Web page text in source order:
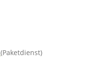
(Paketdienst)